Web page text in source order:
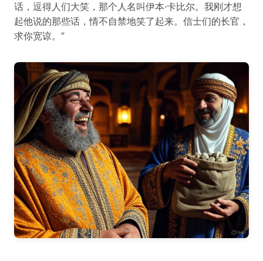
话，逗得人们大笑，那个人名叫伊本·卡比尔。我刚才想
起他说的那些话，情不自禁地笑了起来。信士们的长官，
求你宽谅。”